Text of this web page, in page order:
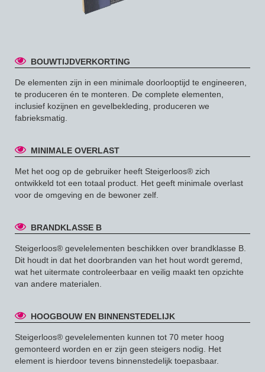
BOUWTIJDVERKORTING
De elementen zijn in een minimale doorlooptijd te engineeren,
te produceren én te monteren. De complete elementen,
inclusief kozijnen en gevelbekleding, produceren we
fabrieksmatig.
MINIMALE OVERLAST
Met het oog op de gebruiker heeft Steigerloos® zich
ontwikkeld tot een totaal product. Het geeft minimale overlast
voor de omgeving en de bewoner zelf.
BRANDKLASSE B
Steigerloos® gevelelementen beschikken over brandklasse B.
Dit houdt in dat het doorbranden van het hout wordt geremd,
wat het uitermate controleerbaar en veilig maakt ten opzichte
van andere materialen.
HOOGBOUW EN BINNENSTEDELIJK
Steigerloos® gevelelementen kunnen tot 70 meter hoog
gemonteerd worden en er zijn geen steigers nodig. Het
element is hierdoor tevens binnenstedelijk toepasbaar.